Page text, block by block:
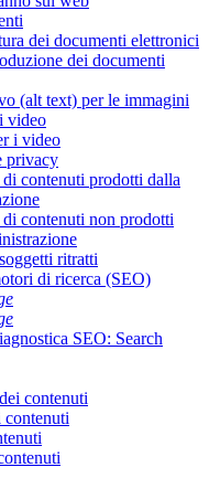
dei documenti elettronici
dei documenti
(alt text) per le immagini
video
i video
privacy
contenuti prodotti dalla
contenuti non prodotti
ritratti
di ricerca (SEO)
SEO: Search
contenuti
contenuti